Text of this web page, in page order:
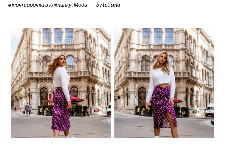
жіночі сорочки в клітинку Мода - bytetiana